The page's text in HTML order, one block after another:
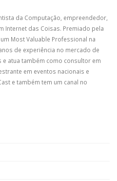
da Computação, empreendedor,
Internet das Coisas. Premiado pela
Most Valuable Professional na
de experiência no mercado de
atua também como consultor em
em eventos nacionais e
e também tem um canal no